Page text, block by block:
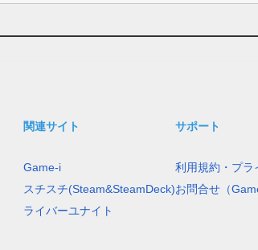
関連サイト
Game-i
スチスチ(Steam&SteamDeck)
ライバーユナイト
サポート
利用規約・プラ
お問合せ（